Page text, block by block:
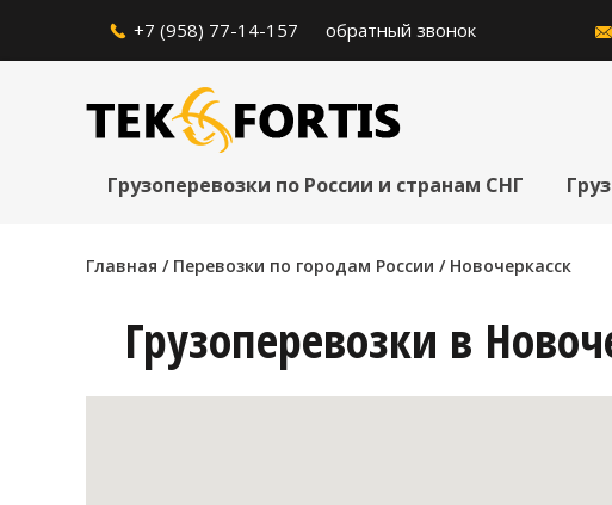
+7 (958) 77-14-157 обратный звонок
Грузоперевозки по России и странам СНГ
Главная / Перевозки по городам России / Новочеркасск
Грузоперевозки в